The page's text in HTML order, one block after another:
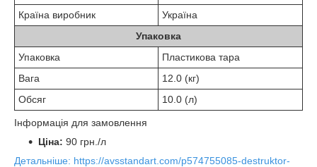
Країна виробник
Україна
Упаковка
Упаковка
Пластикова тара
Вага
12.0 (кг)
Обсяг
10.0 (л)
Інформація для замовлення
Ціна: 90 грн./л
Детальніше: https://avsstandart.com/p574755085-destruktor-